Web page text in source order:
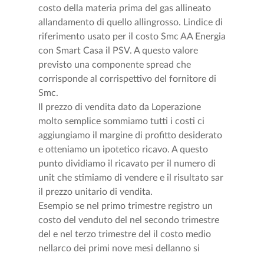
costo della materia prima del gas allineato
allandamento di quello allingrosso. Lindice di
riferimento usato per il costo Smc AA Energia
con Smart Casa il PSV. A questo valore
previsto una componente spread che
corrisponde al corrispettivo del fornitore di
Smc.
Il prezzo di vendita dato da Loperazione
molto semplice sommiamo tutti i costi ci
aggiungiamo il margine di profitto desiderato
e otteniamo un ipotetico ricavo. A questo
punto dividiamo il ricavato per il numero di
unit che stimiamo di vendere e il risultato sar
il prezzo unitario di vendita.
Esempio se nel primo trimestre registro un
costo del venduto del nel secondo trimestre
del e nel terzo trimestre del il costo medio
nellarco dei primi nove mesi dellanno si